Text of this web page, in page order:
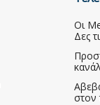
Οι
Δες
στον